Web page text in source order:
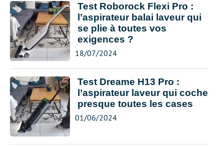
Test Roborock Flexi Pro :
l’aspirateur balai laveur qui
se plie à toutes vos
exigences ?
18/07/2024
Test Dreame H13 Pro :
l’aspirateur laveur qui coche
presque toutes les cases
01/06/2024